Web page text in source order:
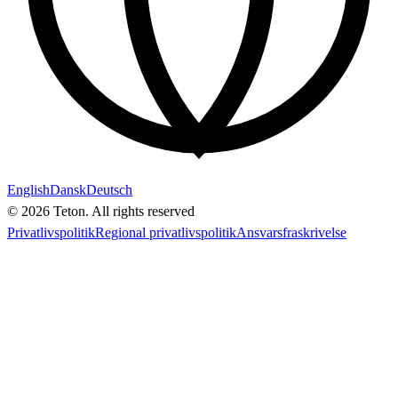
EnglishDanskDeutsch
© 2026 Teton. All rights reserved
PrivatlivspolitikRegional privatlivspolitikAnsvarsfraskrivelse